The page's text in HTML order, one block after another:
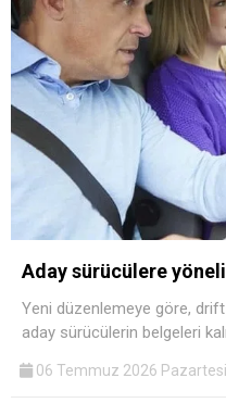
Aday sürücülere
Yeni düzenlemeye göre,
aday sürücülerin belgeleri
06 Temmuz 2026